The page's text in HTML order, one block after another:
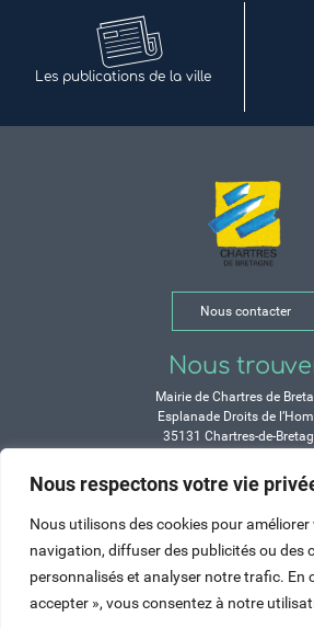
Nous respectons votre vie
Nous utilisons des cookies pour améliorer
navigation, diffuser des publicités ou des
personnalisés et analyser notre trafic. En
accepter », vous consentez à notre
Les publications de la ville
Nous contacter
Nous
Mairie de Chartres de
Esplanade Droits de
35131 Chartres-de-
Horaires
Durant les congés
de 9h à 12h et de 14h à
Jeudi : de 9h à 12h et de